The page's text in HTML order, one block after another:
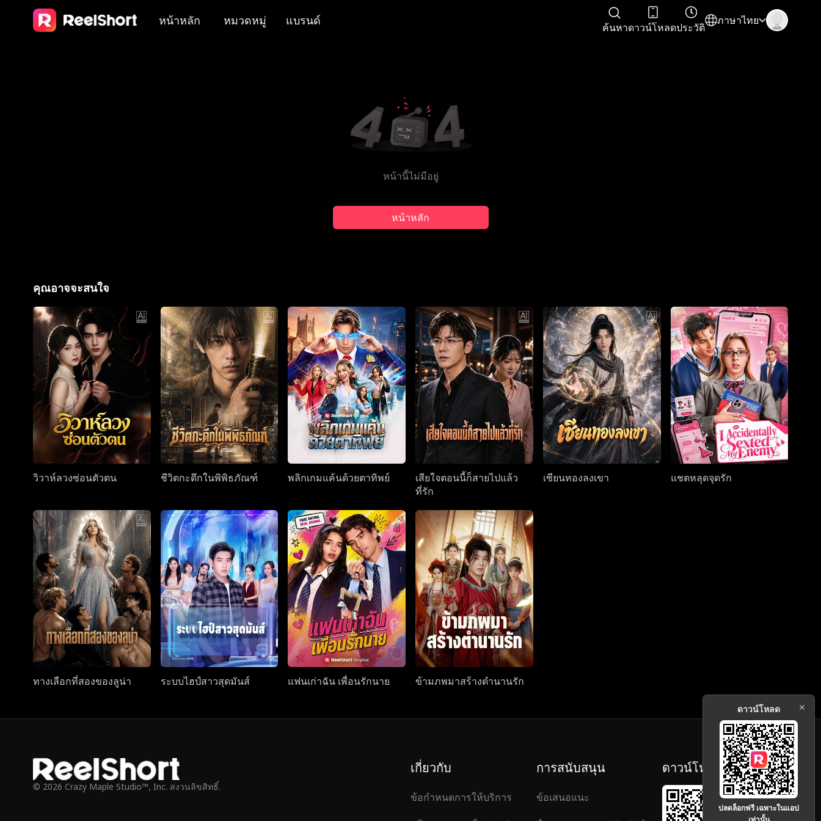
หน้าหลัก หมวดหมู่ แบรนด์
ค้นหาดาวน์โหลดประวัติ
ภาษาไทย
หน้านี้ไม่มีอยู่
หน้าหลัก
คุณอาจจะสนใจ
วิวาห์ลวงซ่อนตัวตน ชีวิตกะดึกในพิพิธภัณฑ์ พลิกเกมแค้นด้วยตาทิพย์
เสียใจตอนนี้ก็สายไปแล้ว
ที่รัก
เซียนทองลงเขา แชตหลุดจุดรัก
ทางเลือกที่สองของลูน่า ระบบไฮป์สาวสุดมันส์ แฟนเก่าฉัน เพื่อนรักนาย ข้ามภพมาสร้างตำนานรัก
© 2026 Crazy Maple Studio™, Inc. สงวนลิขสิทธิ์.
เกี่ยวกับ
ข้อกำหนดการให้บริการ
การสนับสนุน
ข้อเสนอแนะ
ดาวน์โหลด
ดาวน์โหลด
ปลดล็อกฟรี เฉพาะในแอป